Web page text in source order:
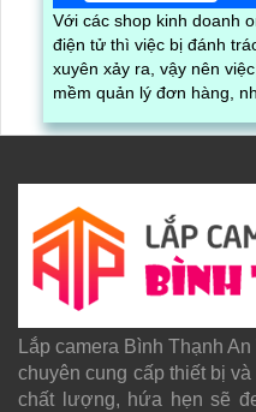
Với các shop kinh doanh
điện tử thì việc bị đánh
xuyên xảy ra, vậy nên
mềm quản lý đơn hàng,
được ghi lại một cách dễ
Lắp camera Bình Thạnh
chuyên cung cấp thiết bị
chất lượng, hứa hẹn sẽ